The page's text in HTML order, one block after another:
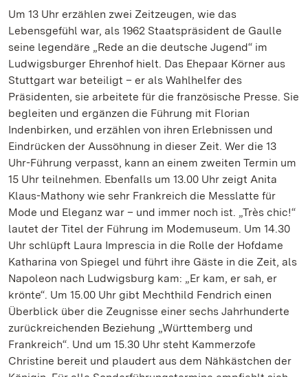
Um 13 Uhr erzählen zwei Zeitzeugen, wie das
Lebensgefühl war, als 1962 Staatspräsident de Gaulle
seine legendäre „Rede an die deutsche Jugend“ im
Ludwigsburger Ehrenhof hielt. Das Ehepaar Körner aus
Stuttgart war beteiligt – er als Wahlhelfer des
Präsidenten, sie arbeitete für die französische Presse. Sie
begleiten und ergänzen die Führung mit Florian
Indenbirken, und erzählen von ihren Erlebnissen und
Eindrücken der Aussöhnung in dieser Zeit. Wer die 13
Uhr-Führung verpasst, kann an einem zweiten Termin um
15 Uhr teilnehmen. Ebenfalls um 13.00 Uhr zeigt Anita
Klaus-Mathony wie sehr Frankreich die Messlatte für
Mode und Eleganz war – und immer noch ist. „Très chic!“
lautet der Titel der Führung im Modemuseum. Um 14.30
Uhr schlüpft Laura Imprescia in die Rolle der Hofdame
Katharina von Spiegel und führt ihre Gäste in die Zeit, als
Napoleon nach Ludwigsburg kam: „Er kam, er sah, er
krönte“. Um 15.00 Uhr gibt Mechthild Fendrich einen
Überblick über die Zeugnisse einer sechs Jahrhunderte
zurückreichenden Beziehung „Württemberg und
Frankreich“. Und um 15.30 Uhr steht Kammerzofe
Christine bereit und plaudert aus dem Nähkästchen der